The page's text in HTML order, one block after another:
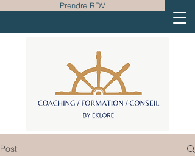
Prendre RDV
Post